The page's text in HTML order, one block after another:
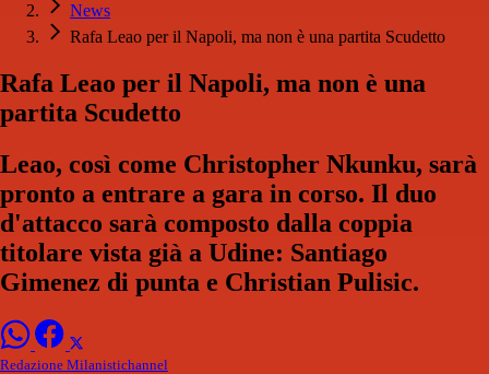
News
Rafa Leao per il Napoli, ma non è una partita Scudetto
Rafa Leao per il Napoli, ma non è una
partita Scudetto
Leao, così come Christopher Nkunku, sarà
pronto a entrare a gara in corso. Il duo
d'attacco sarà composto dalla coppia
titolare vista già a Udine: Santiago
Gimenez di punta e Christian Pulisic.
Redazione Milanistichannel